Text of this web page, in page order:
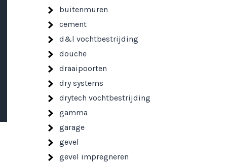
buitenmuren
cement
d&l vochtbestrijding
douche
draaipoorten
dry systems
drytech vochtbestrijding
gamma
garage
gevel
gevel impregneren